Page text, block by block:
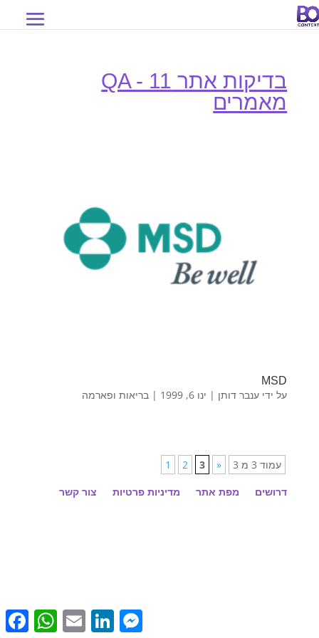
בדיקות אתר QA - 11
מאמרים
MSD
על ידי ענבר דותן | ינו 6, 1999 | בריאות ופארמה
עמוד 3 מ 3 «
1 2
3
דרושים
מפת אתר מדיניות פרטיות צור קשר
WhatsApp EmailLinkedIn
Messenger